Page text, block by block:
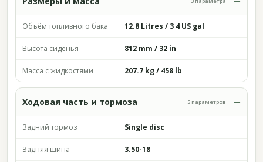
Объём топливного бака 12.8 Litres / 3 4 US gal
Высота сиденья 812 mm / 32 in
Масса с жидкостями 207.7 kg / 458 lb
Ходовая часть и тормоза 5 параметров
Задний тормоз Single disc
Задняя шина 3.50-18